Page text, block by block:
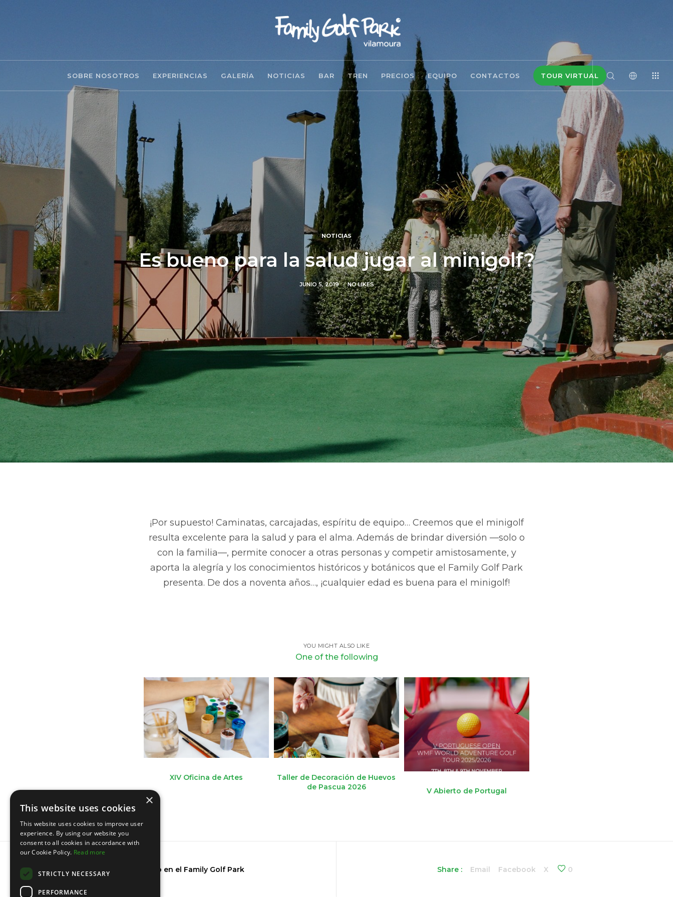
SOBRE NOSOTROS EXPERIENCIAS GALERÍA NOTICIAS BAR TREN PRECIOS EQUIPO CONTACTOS TOUR VIRTUAL
NOTICIAS
Es bueno para la salud jugar al minigolf?
JUNIO 5, 2019 NO LIKES
¡Por supuesto! Caminatas, carcajadas, espíritu de equipo… Creemos que el minigolf
resulta excelente para la salud y para el alma. Además de brindar diversión —solo o
con la familia—, permite conocer a otras personas y competir amistosamente, y
aporta la alegría y los conocimientos históricos y botánicos que el Family Golf Park
presenta. De dos a noventa años…, ¡cualquier edad es buena para el minigolf!
YOU MIGHT ALSO LIKE
One of the following
XIV Oficina de Artes
Taller de Decoración de Huevos
de Pascua 2026
V Abierto de Portugal
Nuevo invitado en el Family Golf Park Share : Email Facebook X 0
×
This website uses cookies
This website uses cookies to improve user
experience. By using our website you
consent to all cookies in accordance with
our Cookie Policy. Read more
STRICTLY NECESSARY
PERFORMANCE